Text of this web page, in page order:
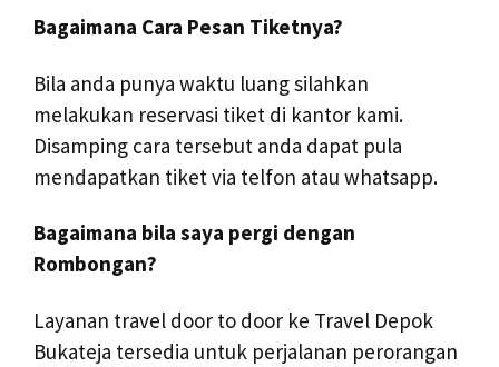
Bagaimana Cara Pesan Tiketnya?
Bila anda punya waktu luang silahkan
melakukan reservasi tiket di kantor kami.
Disamping cara tersebut anda dapat pula
mendapatkan tiket via telfon atau whatsapp.
Bagaimana bila saya pergi dengan
Rombongan?
Layanan travel door to door ke Travel Depok
Bukateja tersedia untuk perjalanan perorangan